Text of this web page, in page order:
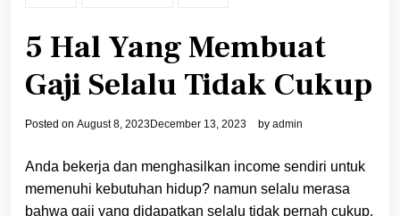
5 Hal Yang Membuat
Gaji Selalu Tidak Cukup
Posted on August 8, 2023 December 13, 2023 by admin
Anda bekerja dan menghasilkan income sendiri untuk
memenuhi kebutuhan hidup? namun selalu merasa
bahwa gaji yang didapatkan selalu tidak pernah cukup.